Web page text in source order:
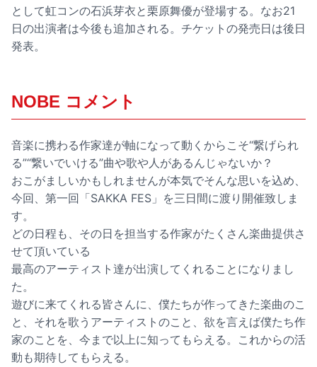
として虹コンの石浜芽衣と栗原舞優が登場する。なお21
日の出演者は今後も追加される。チケットの発売日は後日
発表。
NOBE コメント
音楽に携わる作家達が軸になって動くからこそ“繋げられ
る”“繋いでいける”曲や歌や人があるんじゃないか？
おこがましいかもしれませんが本気でそんな思いを込め、
今回、第一回「SAKKA FES」を三日間に渡り開催致しま
す。
どの日程も、その日を担当する作家がたくさん楽曲提供さ
せて頂いている
最高のアーティスト達が出演してくれることになりまし
た。
遊びに来てくれる皆さんに、僕たちが作ってきた楽曲のこ
と、それを歌うアーティストのこと、欲を言えば僕たち作
家のことを、今まで以上に知ってもらえる。これからの活
動も期待してもらえる。